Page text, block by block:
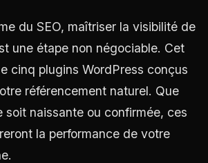
du SEO, maîtriser la visibilité de
une étape non négociable. Cet
cinq plugins WordPress conçus
référencement naturel. Que
soit naissante ou confirmée, ces
la performance de votre